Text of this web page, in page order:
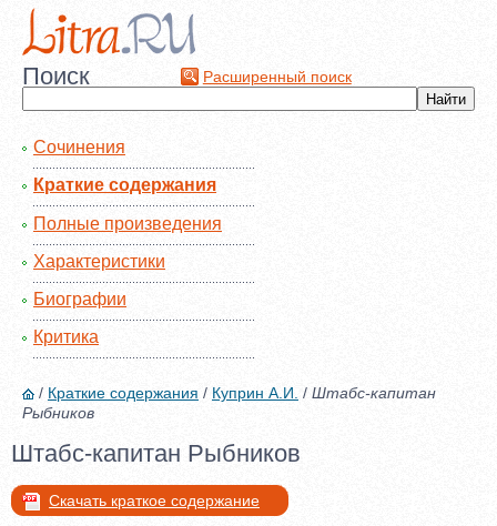
Поиск Расширенный поиск
Сочинения
Краткие содержания
Полные произведения
Характеристики
Биографии
Критика
/ Краткие содержания / Куприн А.И. / Штабс-капитан
Рыбников
Штабс-капитан Рыбников
Скачать краткое содержание